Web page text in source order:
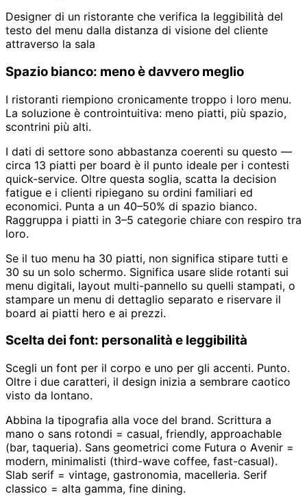
Designer di un ristorante che verifica la leggibilità del
testo del menu dalla distanza di visione del cliente
attraverso la sala
Spazio bianco: meno è davvero meglio
I ristoranti riempiono cronicamente troppo i loro menu.
La soluzione è controintuitiva: meno piatti, più spazio,
scontrini più alti.
I dati di settore sono abbastanza coerenti su questo —
circa 13 piatti per board è il punto ideale per i contesti
quick-service. Oltre questa soglia, scatta la decision
fatigue e i clienti ripiegano su ordini familiari ed
economici. Punta a un 40–50% di spazio bianco.
Raggruppa i piatti in 3–5 categorie chiare con respiro tra
loro.
Se il tuo menu ha 30 piatti, non significa stipare tutti e
30 su un solo schermo. Significa usare slide rotanti sui
menu digitali, layout multi-pannello su quelli stampati, o
stampare un menu di dettaglio separato e riservare il
board ai piatti hero e ai prezzi.
Scelta dei font: personalità e leggibilità
Scegli un font per il corpo e uno per gli accenti. Punto.
Oltre i due caratteri, il design inizia a sembrare caotico
visto da lontano.
Abbina la tipografia alla voce del brand. Scrittura a
mano o sans rotondi = casual, friendly, approachable
(bar, taqueria). Sans geometrici come Futura o Avenir =
modern, minimalisti (third-wave coffee, fast-casual).
Slab serif = vintage, gastronomia, macelleria. Serif
classico = alta gamma, fine dining.